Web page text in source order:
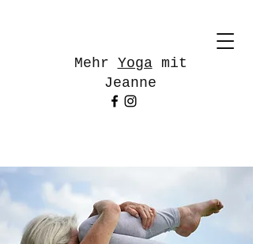
Mehr Yogamit
Jeanne